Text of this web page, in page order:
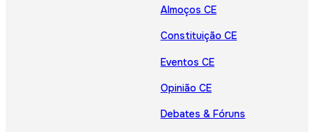
Almoços CE
Constituição CE
Eventos CE
Opinião CE
Debates & Fóruns